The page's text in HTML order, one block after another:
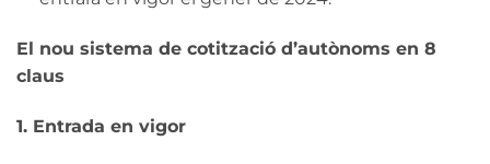
El nou sistema de cotització d’autònoms en 8
claus
1. Entrada en vigor